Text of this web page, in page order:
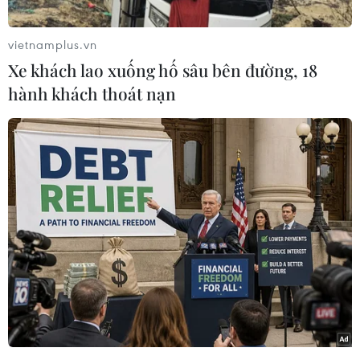
mù nhẹ rải rác với nền nhiệt 10-13 độ C, trời rét;
trưa chiều giảm mây trời nắng ấm hơn khi nền
nhiệt đạt 18-21 độ C.
Các tỉnh từ Thanh Hóa đến Thừa Thiên-Huế
nhiều mây, đêm không mưa, sáng sớm có sương
mù và sương mù nhẹ rải rác, trưa chiều trời
nắng, trời vẫn rét khi nền nhiệt thấp nhất 11-14
độ C, cao nhất 19-22 độ C.
Trung Trung Bộ từ Quảng Bình đến Quảng Ngãi
có mưa nhưng lượng không lớn, kìm hãm nhiệt
độ trong ngày từ 21-24 độ C.
Đà Nẵng đến Bình Thuận mây thay đổi, đêm
không mưa, ngày nắng. Gió đông bắc cấp 2-3.
Nhiệt độ ở mức 26-29 độ C.
vietnamplus.vn
Xe khách lao xuống hố sâu bên đường, 18
hành khách thoát nạn